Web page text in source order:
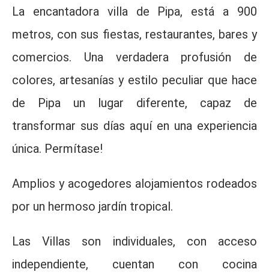
La encantadora villa de Pipa, está a 900
metros, con sus fiestas, restaurantes, bares y
comercios. Una verdadera profusión de
colores, artesanías y estilo peculiar que hace
de Pipa un lugar diferente, capaz de
transformar sus días aquí en una experiencia
única. Permítase!
Amplios y acogedores alojamientos rodeados
por un hermoso jardín tropical.
Las Villas son individuales, con acceso
independiente, cuentan con cocina